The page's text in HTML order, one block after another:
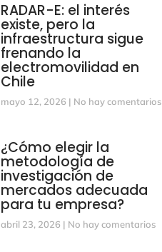
RADAR-E: el interés
existe, pero la
infraestructura sigue
frenando la
electromovilidad en
Chile
mayo 12, 2026 No hay comentarios
¿Cómo elegir la
metodología de
investigación de
mercados adecuada
para tu empresa?
abril 23, 2026 No hay comentarios